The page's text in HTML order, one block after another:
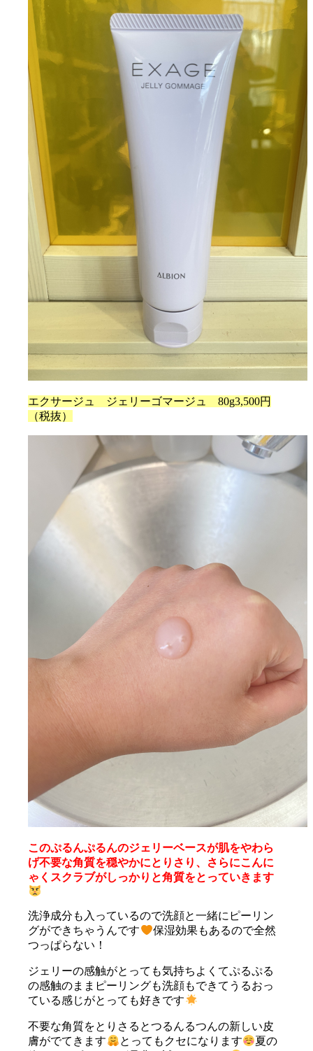
エクサージュ ジェリーゴマージュ 80g3,500円
（税抜）
このぷるんぷるんのジェリーベースが肌をやわら
げ不要な角質を穏やかにとりさり、さらにこんに
ゃくスクラブがしっかりと角質をとっていきます
洗浄成分も入っているので洗顔と一緒にピーリン
グができちゃうんです
保湿効果もあるので全然
つっぱらない！
ジェリーの感触がとっても気持ちよくてぷるぷる
の感触のままピーリングも洗顔もできてうるおっ
ている感じがとっても好きです
不要な角質をとりさるとつるんるつんの新しい皮
膚がでてきます
とってもクセになります
夏の